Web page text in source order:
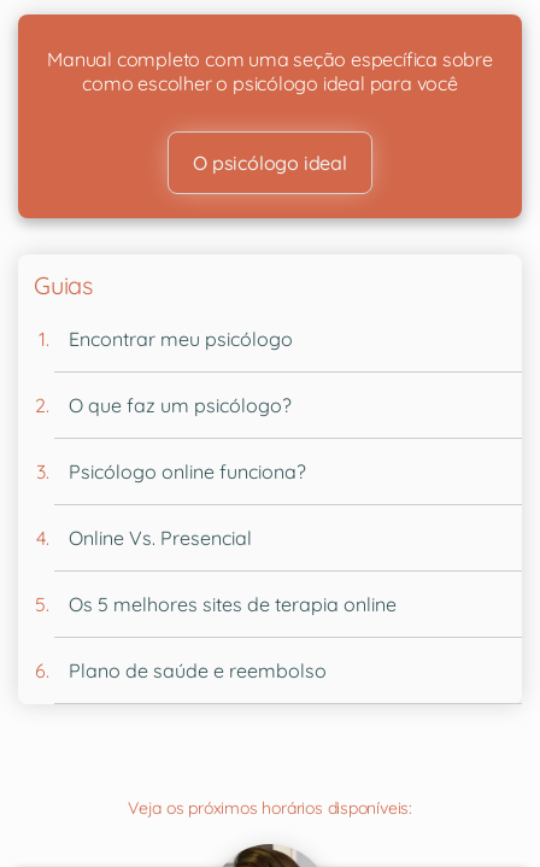
Manual completo com uma seção específica sobre
como escolher o psicólogo ideal para você
O psicólogo ideal
Guias
Encontrar meu psicólogo
O que faz um psicólogo?
Psicólogo online funciona?
Online Vs. Presencial
Os 5 melhores sites de terapia online
Plano de saúde e reembolso
Veja os próximos horários disponíveis: